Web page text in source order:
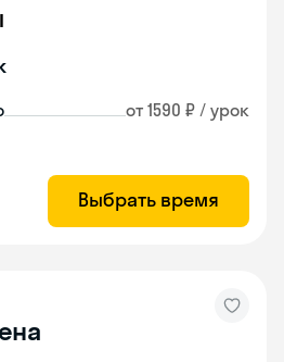
от 1590 ₽ / урок
Выбрать время